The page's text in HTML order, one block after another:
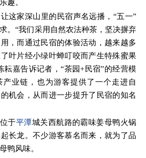
趣。
这家深山里的民宿声名远播，“五一”
。“我们采用自然农法种茶，坚决摒弃
，而通过民宿的体验活动，越来越多
叶片经小绿叶蝉叮咬而产生特殊蜜果
耘嘉告诉记者，“茶园+民宿”的经营模
产业链，也为游客提供了一个走进自
机会，从而进一步提升了民宿的知名
于平潭城关西航路的霸味姜母鸭火锅
长龙。不少游客慕名而来，就为了品
鸭风味。